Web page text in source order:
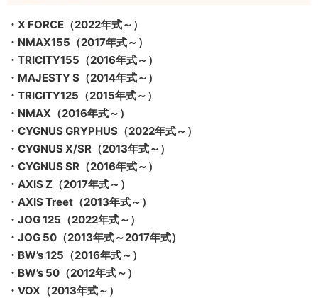
・X FORCE（2022年式～）
・NMAX155（2017年式～）
・TRICITY155（2016年式～）
・MAJESTY S（2014年式～）
・TRICITY125（2015年式～）
・NMAX（2016年式～）
・CYGNUS GRYPHUS（2022年式～）
・CYGNUS X/SR（2013年式～）
・CYGNUS SR（2016年式～）
・AXIS Z（2017年式～）
・AXIS Treet（2013年式～）
・JOG 125（2022年式～）
・JOG 50（2013年式～2017年式）
・BW’s 125（2016年式～）
・BW’s 50（2012年式～）
・VOX（2013年式～）